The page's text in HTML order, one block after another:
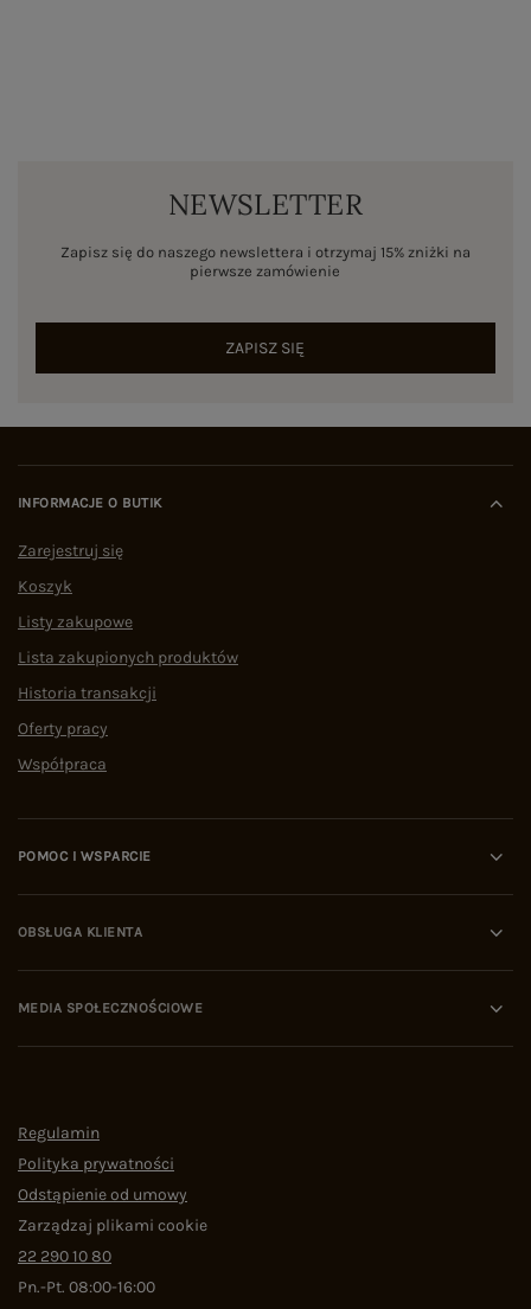
NEWSLETTER
Zapisz się do naszego newslettera i otrzymaj 15% zniżki na
pierwsze zamówienie
ZAPISZ SIĘ
INFORMACJE O BUTIK
Zarejestruj się
Koszyk
Listy zakupowe
Lista zakupionych produktów
Historia transakcji
Oferty pracy
Współpraca
POMOC I WSPARCIE
OBSŁUGA KLIENTA
MEDIA SPOŁECZNOŚCIOWE
Regulamin
Polityka prywatności
Odstąpienie od umowy
Zarządzaj plikami cookie
22 290 10 80
Pn.-Pt. 08:00-16:00